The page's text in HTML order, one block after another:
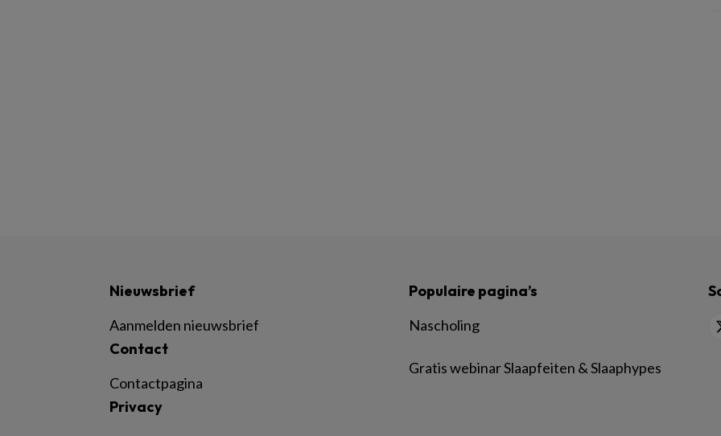
Nieuwsbrief
Aanmelden nieuwsbrief
Contact
Contactpagina
Privacy
Populaire pagina’s
Nascholing
Gratis webinar Slaapfeiten & Slaaphypes